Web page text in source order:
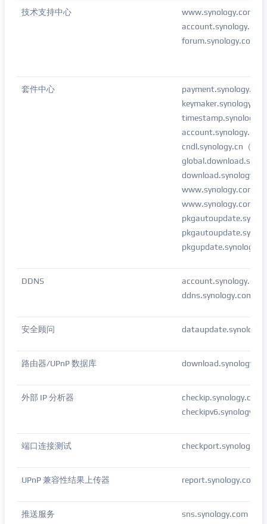
技术支持中心
www.synology.com/
account.synology.com
forum.synology.com
套件中心
payment.synology.com
account.synology.com
cndl.synology.cn（仅
www.synology.com
www.synology.com/
DDNS
account.synology.com
ddns.synology.com
安全顾问
路由器/UPnP 数据库
外部 IP 分析器
checkip.synology.com
端口连接测试
UPnP 兼容性结果上传器 report.synology.com/
推送服务
sns.synology.com